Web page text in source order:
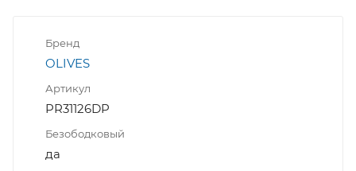
Бренд
OLIVES
Артикул
PR31126DP
Безободковый
да